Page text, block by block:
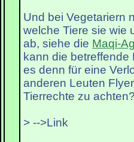
Und bei Vegetariern
welche Tiere sie wie
ab, siehe die Maqi-
kann die
es denn für eine
anderen Leuten
Tierrechte zu achten?
> -->Link